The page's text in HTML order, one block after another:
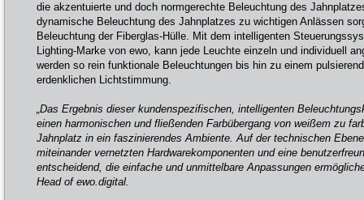
die akzentuierte und doch normgerechte Beleuchtung des
dynamische Beleuchtung des Jahnplatzes zu wichtigen Anlässen
Beleuchtung der Fiberglas-Hülle. Mit dem intelligenten
Lighting-Marke von ewo, kann jede Leuchte einzeln und individuell
werden so rein funktionale Beleuchtungen bis hin zu einem
erdenklichen Lichtstimmung.
„Das Ergebnis dieser kundenspezifischen, intelligenten
einen harmonischen und fließenden Farbübergang von weißem zu
Jahnplatz in ein faszinierendes Ambiente. Auf der technischen
miteinander vernetzten Hardwarekomponenten und eine
entscheidend, die einfache und unmittelbare Anpassungen
Head of ewo.digital.